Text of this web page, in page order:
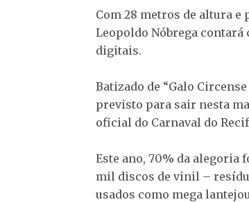
Com 28 metros de altura e
Leopoldo Nóbrega
digitais.
Batizado de “Galo
previsto para sair nesta
oficial do Carnaval do
Este ano, 70% da
mil discos de vinil –
usados como mega